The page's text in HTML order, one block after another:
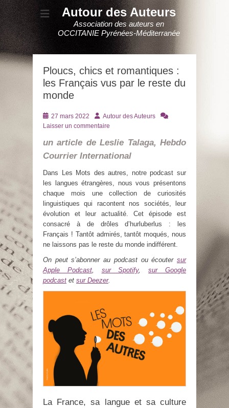
Autour des Auteurs
Association des auteurs en
OCCITANIE Pyrénées-Méditerranée
Ploucs, chics et romantiques :
les Français vus par le reste du
monde
Posté
le
27 mars 2022 AuteurAutour des Auteurs
Laisser un commentaire
un article de Leslie Talaga, Hebdo
Courrier International
Dans Les Mots des autres, notre podcast sur
les langues étrangères, nous vous présentons
chaque mois une collection de curiosités
linguistiques qui racontent nos sociétés, leur
évolution et leur actualité. Cet épisode est
consacré à de drôles d’hurluberlus : les
Français ! Tantôt admirés, tantôt moqués, nous
ne laissons pas le reste du monde indifférent.
On peut s’abonner au podcast ou écouter sur
Apple Podcast, sur Spotify,sur Google
podcast et sur Deezer.
La France, sa langue et sa culture